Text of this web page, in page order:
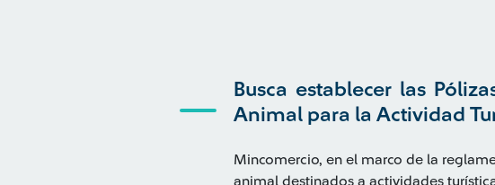
Busca establecer las
Animal para la Actividad
Mincomercio, en el marco de la
animal destinados a actividades